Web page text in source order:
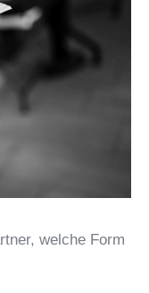
welche Form